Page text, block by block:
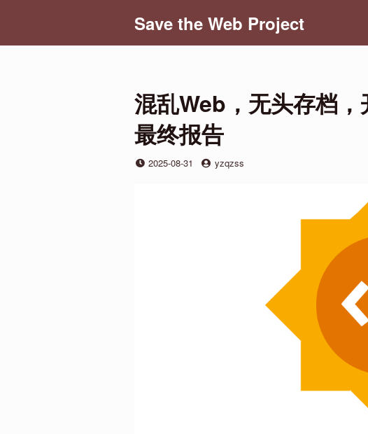
content
Save the Web Project
混乱Web，无头存档
最终报告
Posted
2025-08-31 by
yzqzss